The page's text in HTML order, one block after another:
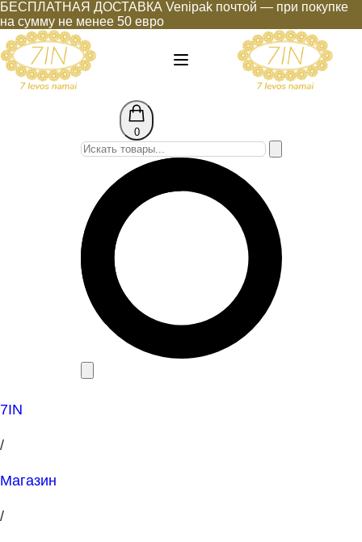
БЕСПЛАТНАЯ ДОСТАВКА Venipak почтой — при покупке
на сумму не менее 50 евро
0
7IN
/
Магазин
/